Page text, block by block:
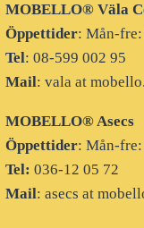
MOBELLO® Väla
Öppettider: Mån-
Tel: 08-599 002 95
Mail: vala at
MOBELLO® Asecs
Öppettider: Mån-
Tel:036-12 05 72
Mail: asecs at